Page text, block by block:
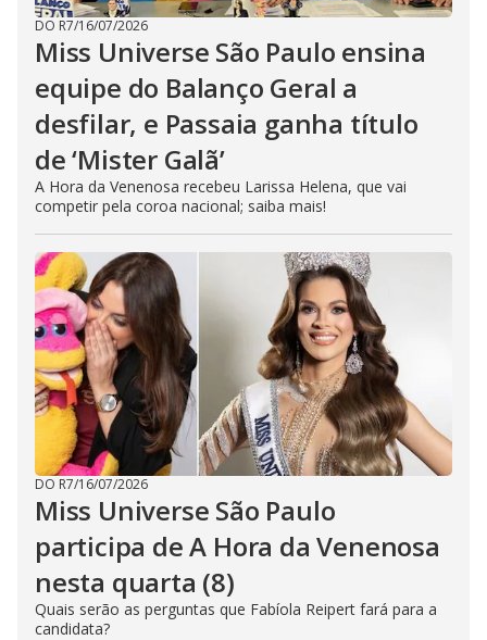
DO R7/16/07/2026
Miss Universe São Paulo ensina
equipe do Balanço Geral a
desfilar, e Passaia ganha título
de ‘Mister Galã’
A Hora da Venenosa recebeu Larissa Helena, que vai
competir pela coroa nacional; saiba mais!
DO R7/16/07/2026
Miss Universe São Paulo
participa de A Hora da Venenosa
nesta quarta (8)
Quais serão as perguntas que Fabíola Reipert fará para a
candidata?